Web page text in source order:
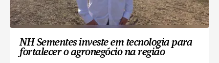
NH Sementes investe em tecnologia para
fortalecer o agronegócio na região